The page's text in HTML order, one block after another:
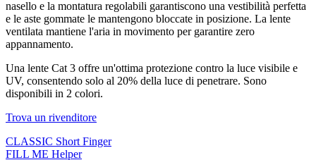
nasello e la montatura regolabili garantiscono una vestibilità perfetta
e le aste gommate le mantengono bloccate in posizione. La lente
ventilata mantiene l'aria in movimento per garantire zero
appannamento.
Una lente Cat 3 offre un'ottima protezione contro la luce visibile e
UV, consentendo solo al 20% della luce di penetrare. Sono
disponibili in 2 colori.
Trova un rivenditore
CLASSIC Short Finger
FILL ME Helper